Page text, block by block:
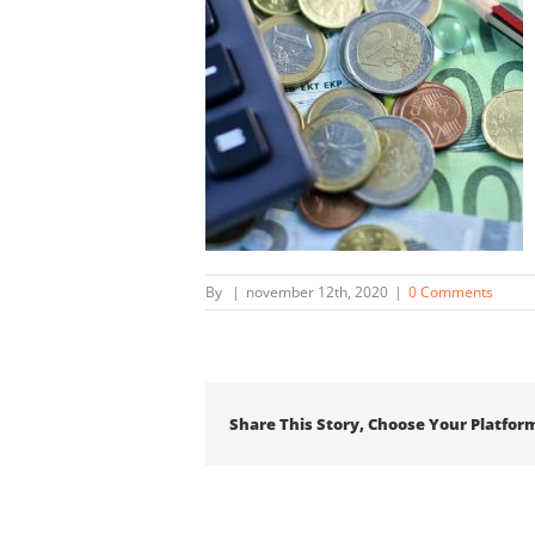
By | november 12th, 2020 | 0 Comments
Share This Story, Choose Your